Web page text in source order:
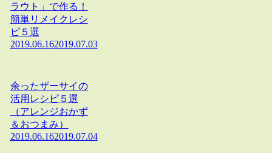
ラウト」で作る！
簡単リメイクレシ
ピ５選
2019.06.162019.07.03
余ったザーサイの
活用レシピ５選
（アレンジおかず
＆おつまみ）
2019.06.162019.07.04